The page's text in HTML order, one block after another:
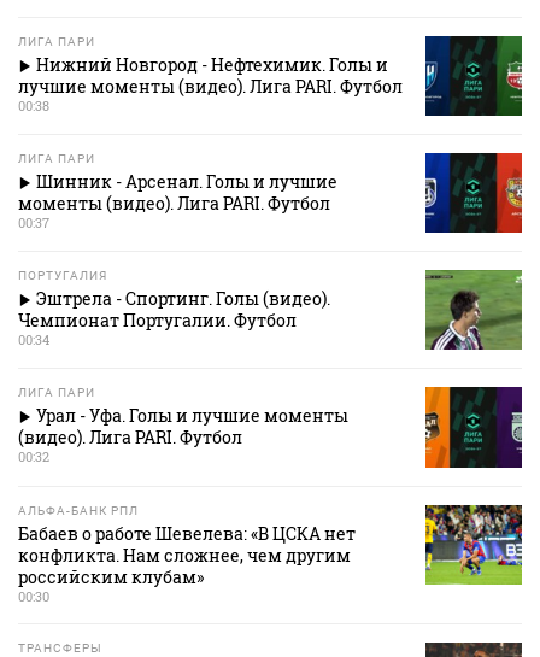
ЛИГА ПАРИ
Нижний Новгород - Нефтехимик. Голы и
лучшие моменты (видео). Лига PARI. Футбол
00:38
ЛИГА ПАРИ
Шинник - Арсенал. Голы и лучшие
моменты (видео). Лига PARI. Футбол
00:37
ПОРТУГАЛИЯ
Эштрела - Спортинг. Голы (видео).
Чемпионат Португалии. Футбол
00:34
ЛИГА ПАРИ
Урал - Уфа. Голы и лучшие моменты
(видео). Лига PARI. Футбол
00:32
АЛЬФА-БАНК РПЛ
Бабаев о работе Шевелева: «В ЦСКА нет
конфликта. Нам сложнее, чем другим
российским клубам»
00:30
ТРАНСФЕРЫ